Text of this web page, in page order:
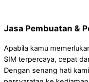
Jasa Pembuatan &
Apabila kamu
SIM terpercaya, cepat
Dengan senang hati